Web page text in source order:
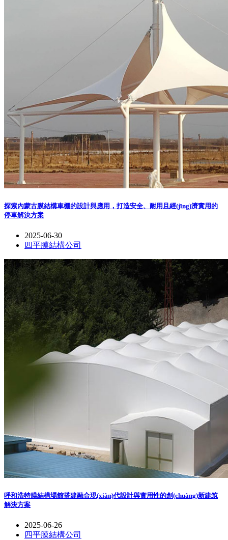
探索內蒙古膜結構車棚的設計與應用，打造安全、耐用且經(jīng)濟實用的
停車解決方案
2025-06-30
四平膜結構公司
呼和浩特膜結構場館搭建融合現(xiàn)代設計與實用性的創(chuàng)新建筑
解決方案
2025-06-26
四平膜結構公司